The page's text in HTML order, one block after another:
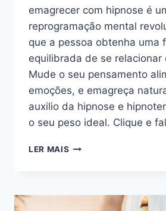
emagrecer com hipnose é
reprogramação mental
que a pessoa obtenha uma
equilibrada de se relacionar
Mude o seu pensamento
emoções, e emagreça
auxilio da hipnose e
o seu peso ideal. Clique e
LER MAIS EMAGRECIMENTO
HIPNÓTICO